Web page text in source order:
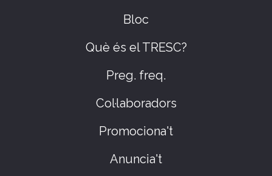
Bloc
Què és el TRESC?
Preg. freq.
Col·laboradors
Promociona't
Anuncia't